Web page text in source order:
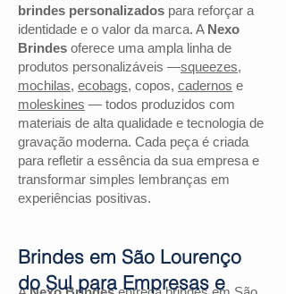
brindes personalizados para reforçar a
identidade e o valor da marca. A Nexo
Brindes oferece uma ampla linha de
produtos personalizáveis —squeezes,
mochilas, ecobags, copos, cadernos e
moleskines — todos produzidos com
materiais de alta qualidade e tecnologia de
gravação moderna. Cada peça é criada
para refletir a essência da sua empresa e
transformar simples lembranças em
experiências positivas.
Brindes em São Lourenço
do Sul para Empresas e